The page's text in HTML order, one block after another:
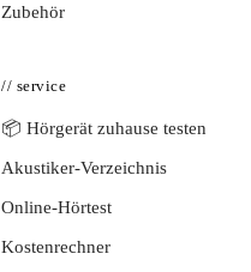
Zubehör
// service
📦 Hörgerät zuhause testen
Akustiker-Verzeichnis
Online-Hörtest
Kostenrechner